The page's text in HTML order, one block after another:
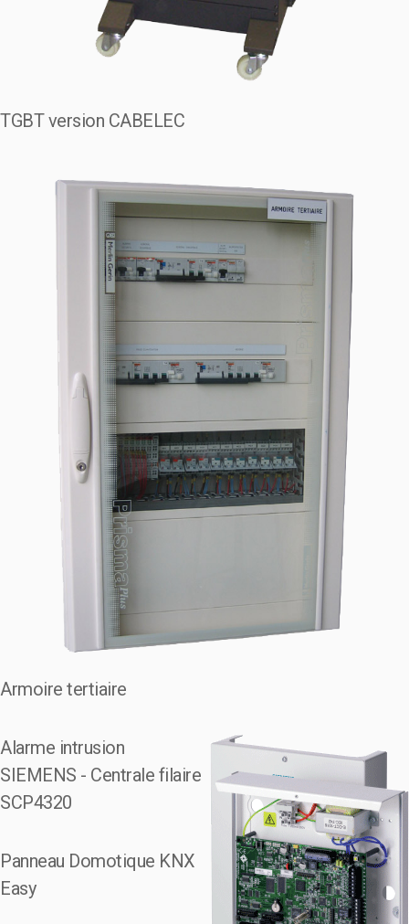
TGBT version CABELEC
Armoire tertiaire
Alarme intrusion
SIEMENS - Centrale filaire
SCP4320
Panneau Domotique KNX
Easy